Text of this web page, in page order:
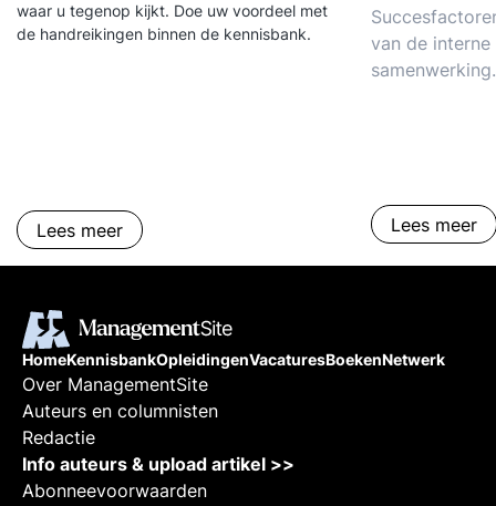
waar u tegenop kijkt. Doe uw voordeel met
de handreikingen binnen de kennisbank.
Lees meer
van de
media. De
Lees meer
HomeKennisbankOpleidingenVacaturesBoekenNetwerk
Over ManagementSite
Auteurs en columnisten
Redactie
Info auteurs & upload artikel >>
Abonneevoorwaarden